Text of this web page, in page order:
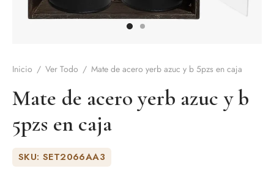
Inicio / Ver Todo / Mate de acero yerb azuc y b 5pzs en caja
Mate de acero yerb azuc y b
5pzs en caja
SKU: SET2066AA3
y accesorios